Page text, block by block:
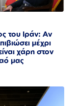
του Ιράν: Αν
μέχρι
χάρη στον
μας